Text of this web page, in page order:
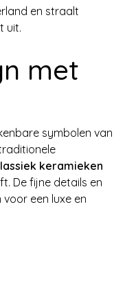
en straalt
uit.
met
symbolen van
keramieken
De fijne details en
een luxe en